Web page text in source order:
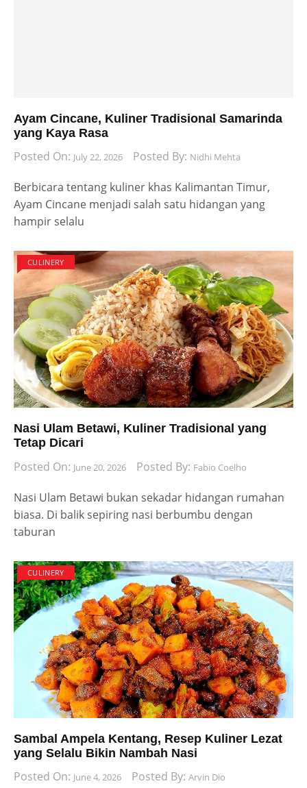
Ayam Cincane, Kuliner Tradisional Samarinda
yang Kaya Rasa
Posted On: July 22, 2026 Posted By: Nidhi Mehta
Berbicara tentang kuliner khas Kalimantan Timur,
Ayam Cincane menjadi salah satu hidangan yang
hampir selalu
CULINERY
Nasi Ulam Betawi, Kuliner Tradisional yang
Tetap Dicari
Posted On: June 20, 2026 Posted By: Fabio Coelho
Nasi Ulam Betawi bukan sekadar hidangan rumahan
biasa. Di balik sepiring nasi berbumbu dengan
taburan
CULINERY
Sambal Ampela Kentang, Resep Kuliner Lezat
yang Selalu Bikin Nambah Nasi
Posted On: June 4, 2026 Posted By: Arvin Dio